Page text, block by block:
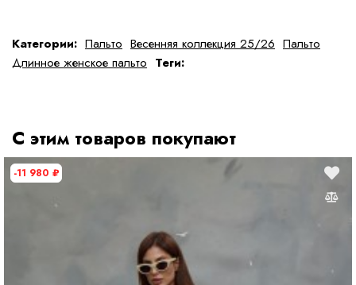
Определить размер
Правила ухода
Категории: Пальто Весенняя коллекция 25/26 Пальто
Длинное женское пальто Теги:
С этим товаров покупают
-11 980 ₽